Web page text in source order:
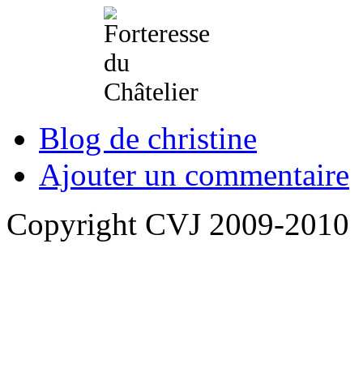
Blog de christine
Ajouter un commentaire
Copyright CVJ 2009-2010